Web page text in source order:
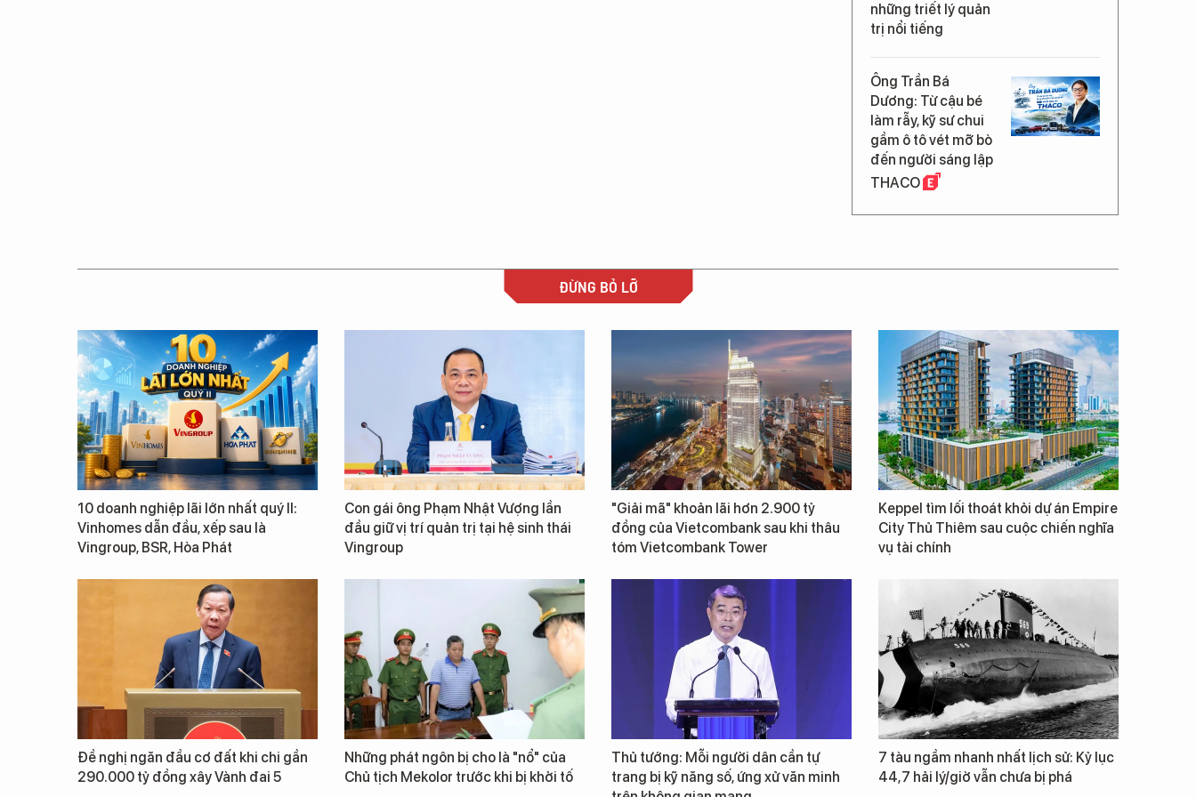
những triết lý quản
trị nổi tiếng
Ông Trần Bá
Dương: Từ cậu bé
làm rẫy, kỹ sư chui
gầm ô tô vét mỡ bò
đến người sáng lập
THACO
ĐỪNG BỎ LỠ
10 doanh nghiệp lãi lớn nhất quý II:
Vinhomes dẫn đầu, xếp sau là
Vingroup, BSR, Hòa Phát
Con gái ông Phạm Nhật Vượng lần
đầu giữ vị trí quản trị tại hệ sinh thái
Vingroup
"Giải mã" khoản lãi hơn 2.900 tỷ
đồng của Vietcombank sau khi thâu
tóm Vietcombank Tower
Keppel tìm lối thoát khỏi dự án Empire
City Thủ Thiêm sau cuộc chiến nghĩa
vụ tài chính
Đề nghị ngăn đầu cơ đất khi chi gần
290.000 tỷ đồng xây Vành đai 5
Những phát ngôn bị cho là "nổ" của
Chủ tịch Mekolor trước khi bị khởi tố
Thủ tướng: Mỗi người dân cần tự
trang bị kỹ năng số, ứng xử văn minh
7 tàu ngầm nhanh nhất lịch sử: Kỷ lục
44,7 hải lý/giờ vẫn chưa bị phá